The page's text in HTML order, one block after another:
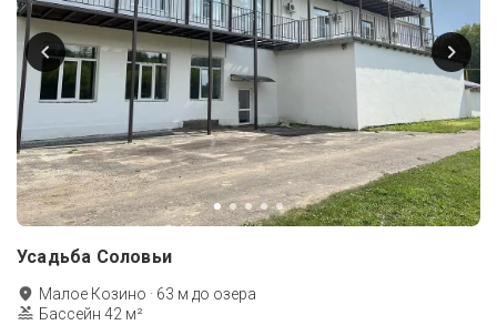
Усадьба Соловьи
Малое Козино · 63 м до озера
Бассейн 42 м²